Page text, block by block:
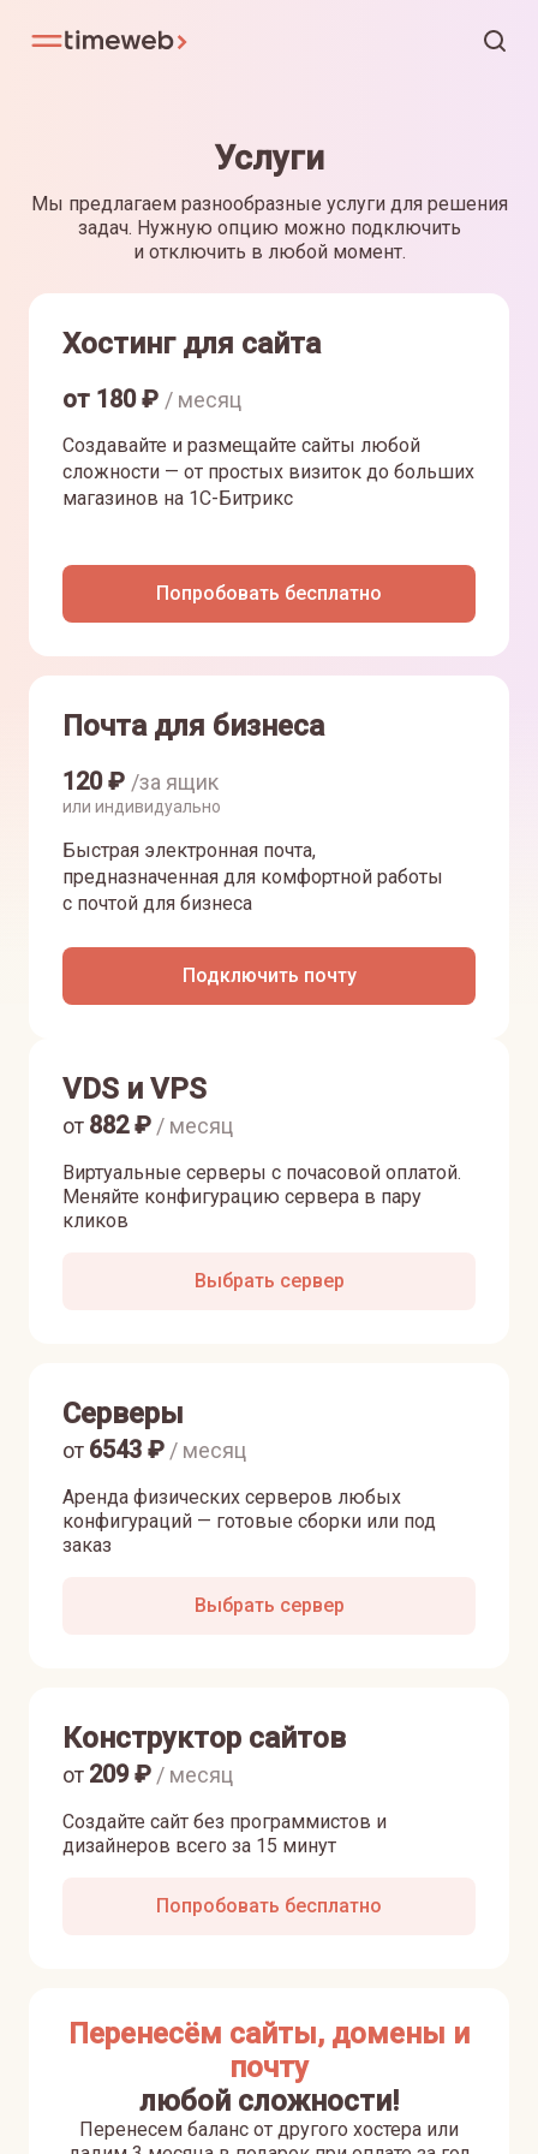
Услуги
Мы предлагаем разнообразные услуги для решения
задач. Нужную опцию можно подключить
и отключить в любой момент.
Хостинг для сайта
от 180₽ / месяц
Создавайте и размещайте сайты любой
сложности — от простых визиток до больших
магазинов на 1С-Битрикс
Попробовать бесплатно
Почта для бизнеса
120₽ /за ящик
или индивидуально
Быстрая электронная почта,
предназначенная для комфортной работы
с почтой для бизнеса
Подключить почту
VDS и VPS
Виртуальные серверы с почасовой оплатой.
Меняйте конфигурацию сервера в пару
кликов
от 882₽ / месяц
Выбрать сервер
Серверы
Аренда физических серверов любых
конфигураций — готовые сборки или под
заказ
от 6543 ₽ / месяц
Выбрать сервер
Конструктор сайтов
Создайте сайт без программистов и
дизайнеров всего за 15 минут
от 209₽ / месяц
Попробовать бесплатно
Перенесём сайты, домены и
почту
любой сложности!
Перенесем баланс от другого хостера или